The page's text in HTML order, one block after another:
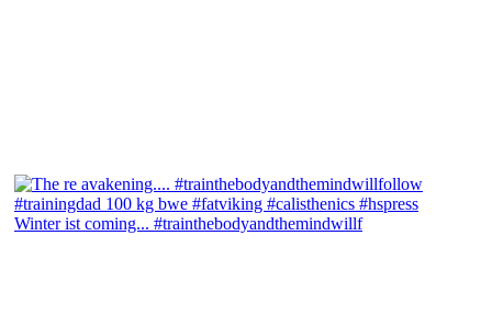
Winter ist coming... #trainthebodyandthemindwillf